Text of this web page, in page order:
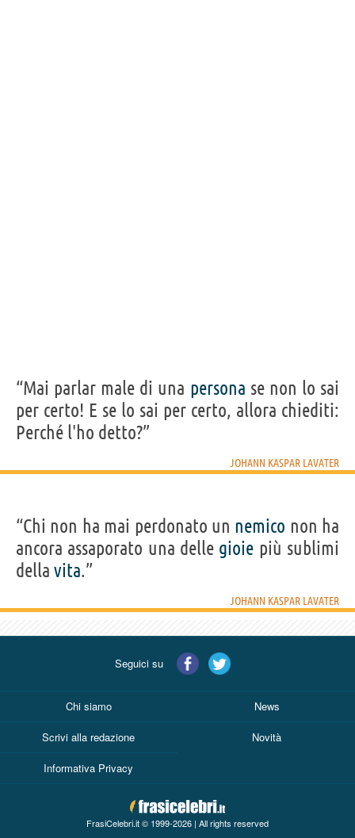
“Mai parlar male di una persona se non lo sai
per certo! E se lo sai per certo, allora chiediti:
Perché l'ho detto?”
JOHANN KASPAR LAVATER
“Chi non ha mai perdonato un nemico non ha
ancora assaporato una delle gioie più sublimi
della vita.”
JOHANN KASPAR LAVATER
Seguici su
Chi siamo News
Scrivi alla redazione Novità
Informativa Privacy
FrasiCelebri.it © 1999-2026 | All rights reserved